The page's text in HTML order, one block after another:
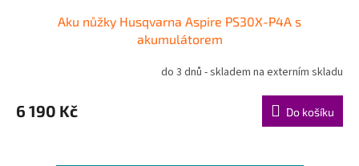
Aku nůžky Husqvarna Aspire PS30X-P4A s
akumulátorem
do 3 dnů - skladem na externím skladu
6 190 Kč Do košíku